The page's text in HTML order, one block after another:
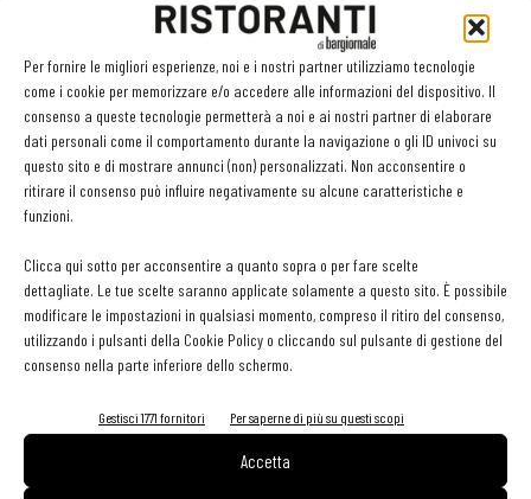
Per fornire le migliori esperienze, noi e i nostri partner utilizziamo tecnologie
come i cookie per memorizzare e/o accedere alle informazioni del dispositivo. Il
consenso a queste tecnologie permetterà a noi e ai nostri partner di elaborare
dati personali come il comportamento durante la navigazione o gli ID univoci su
questo sito e di mostrare annunci (non) personalizzati. Non acconsentire o
ritirare il consenso può influire negativamente su alcune caratteristiche e
funzioni.
Clicca qui sotto per acconsentire a quanto sopra o per fare scelte
dettagliate. Le tue scelte saranno applicate solamente a questo sito. È possibile
modificare le impostazioni in qualsiasi momento, compreso il ritiro del consenso,
utilizzando i pulsanti della Cookie Policy o cliccando sul pulsante di gestione del
consenso nella parte inferiore dello schermo.
Gestisci 1771 fornitori Per saperne di più su questi scopi
Accetta
Pos, compagni di gestione. Le ultime soluzioni delle aziende
8 Luglio 2026
EDICOLA WEB